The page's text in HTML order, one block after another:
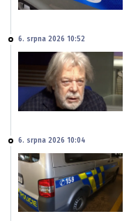
6. srpna 2026 10:52
6. srpna 2026 10:04